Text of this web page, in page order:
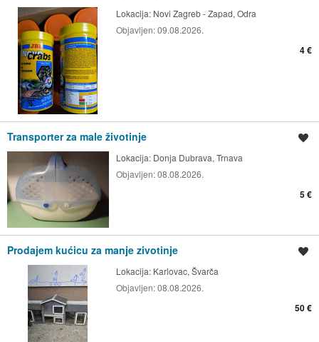
Lokacija: Novi Zagreb - Zapad, Odra
Objavljen:09.08.2026.
4 €
Transporter za male životinje
Lokacija: Donja Dubrava, Trnava
Objavljen:08.08.2026.
5 €
Prodajem kućicu za manje zivotinje
Lokacija: Karlovac, Švarča
Objavljen:08.08.2026.
50 €